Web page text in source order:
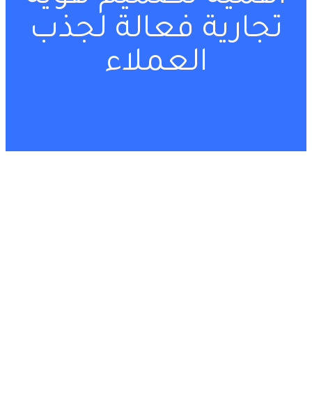
تجارية فعالة لجذب
العملاء